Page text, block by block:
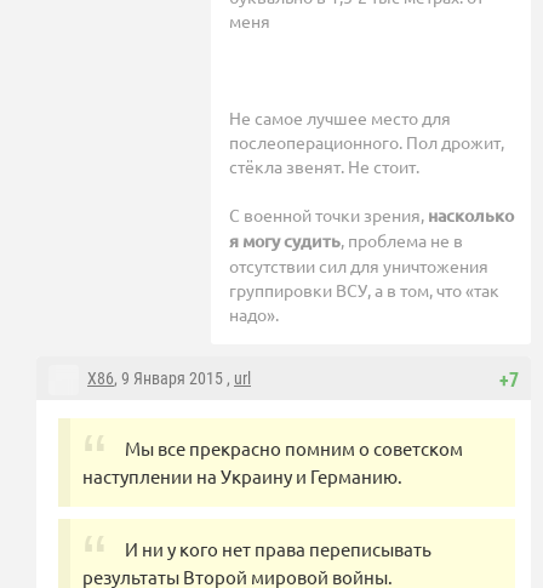
меня
Не самое лучшее место для
послеоперационного. Пол дрожит,
стёкла звенят. Не стоит.
С военной точки зрения, насколько
я могу судить, проблема не в
отсутствии сил для уничтожения
группировки ВСУ, а в том, что «так
надо».
+7
X86, 9 Января 2015 , url
Мы все прекрасно помним о советском
наступлении на Украину и Германию.
И ни у кого нет права переписывать
результаты Второй мировой войны.